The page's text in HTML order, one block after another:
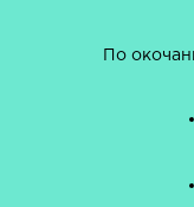
По